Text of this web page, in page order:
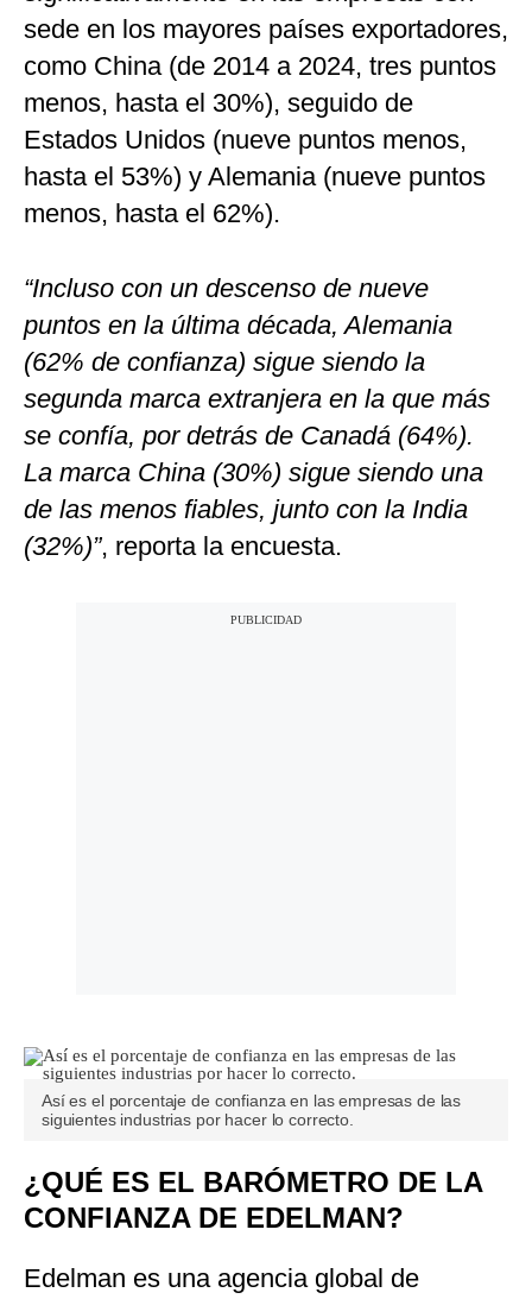
sede en los mayores países exportadores,
como China (de 2014 a 2024, tres puntos
menos, hasta el 30%), seguido de
Estados Unidos (nueve puntos menos,
hasta el 53%) y Alemania (nueve puntos
menos, hasta el 62%).
“Incluso con un descenso de nueve
puntos en la última década, Alemania
(62% de confianza) sigue siendo la
segunda marca extranjera en la que más
se confía, por detrás de Canadá (64%).
La marca China (30%) sigue siendo una
de las menos fiables, junto con la India
(32%)”, reporta la encuesta.
Así es el porcentaje de confianza en las empresas de las
siguientes industrias por hacer lo correcto.
¿QUÉ ES EL BARÓMETRO DE LA
CONFIANZA DE EDELMAN?
Edelman es una agencia global de